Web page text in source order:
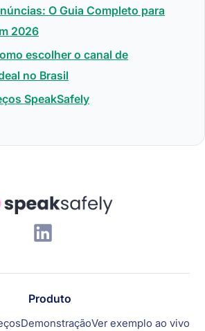
O Guia Completo para
2026
escolher o canal de
no Brasil
SpeakSafely
Produto
DemonstraçãoVer exemplo ao vivo